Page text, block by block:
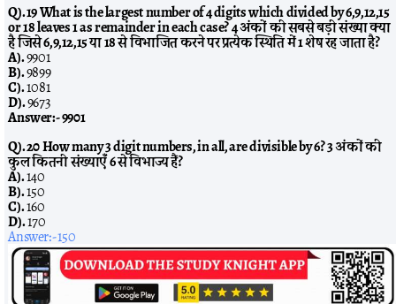
Q). 19 What is the largest number of 4 digits which divided by 6,9,12,15
or 18 leaves 1 as remainder in each case? 4 अंकों की सबसे बड़ी संख्या क्या
है जिसे 6,9,12,15 या 18 से विभाजित करने पर प्रत्येक स्थिति में 1 शेष रह जाता है?
A).9901
B).9899
C).1081
D).9673
Answer:-9901
Q). 20 How many 3 digit numbers, in all, are divisible by 6? 3 अंकों की
कुल कितनी संख्याएँ 6 से विभाज्य हैं?
A).140
B).150
C).160
D).170
Answer:- 150